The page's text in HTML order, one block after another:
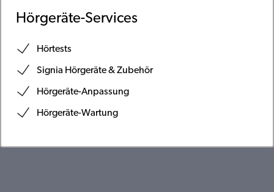
Hörgeräte-Services
Hörtests
Signia Hörgeräte & Zubehör
Hörgeräte-Anpassung
Hörgeräte-Wartung